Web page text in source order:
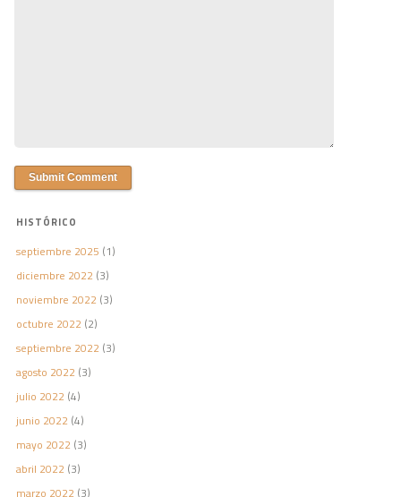
HISTÓRICO
septiembre 2025 (1)
diciembre 2022 (3)
noviembre 2022 (3)
octubre 2022 (2)
septiembre 2022 (3)
agosto 2022 (3)
julio 2022 (4)
junio 2022 (4)
mayo 2022 (3)
abril 2022 (3)
marzo 2022 (3)